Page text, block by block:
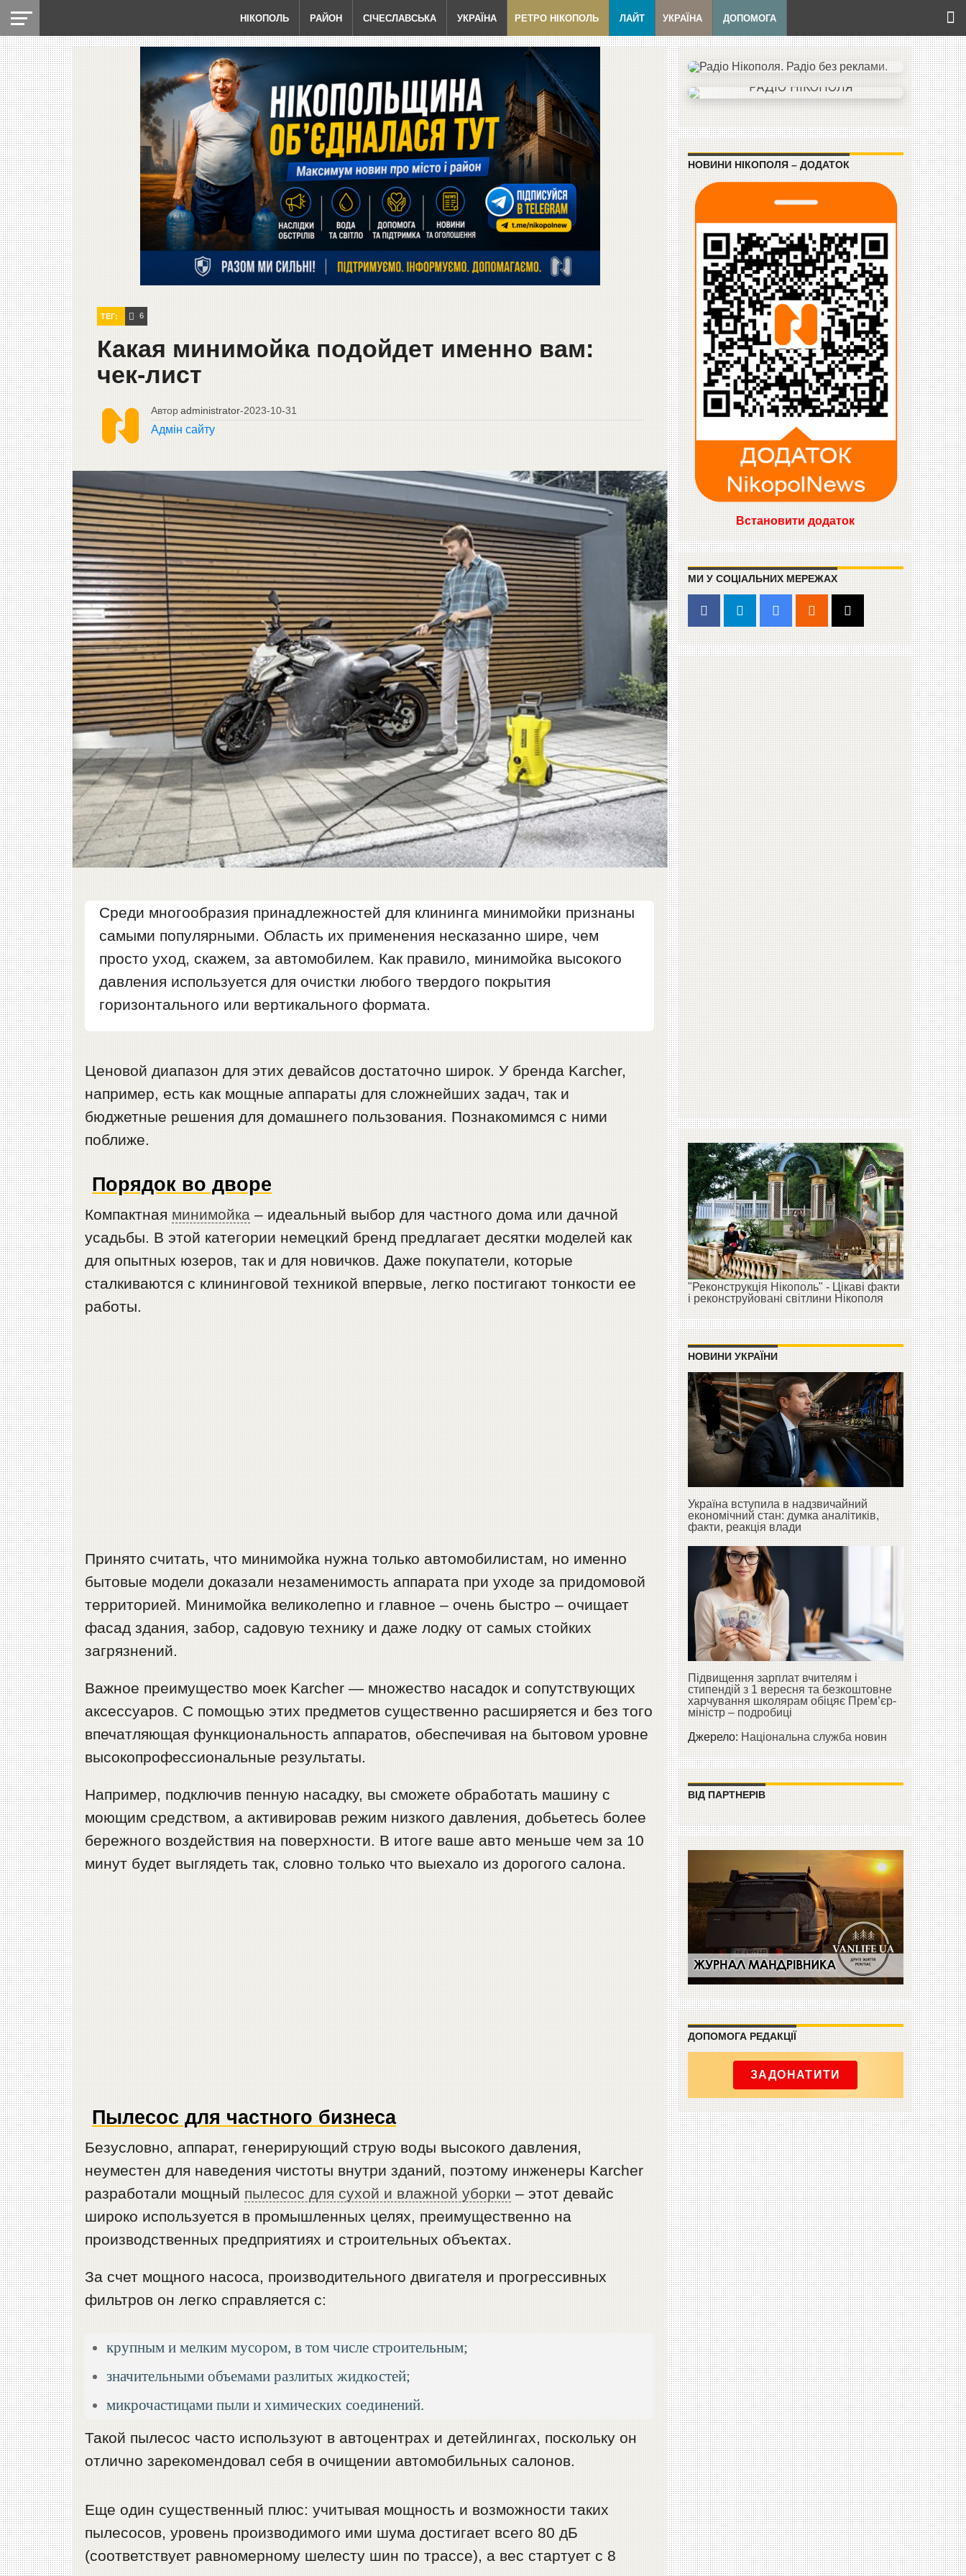
НІКОПОЛЬ РАЙОН СІЧЕСЛАВСЬКА УКРАЇНА РЕТРО НІКОПОЛЬ ЛАЙТ УКРАЇНА ДОПОМОГА
ТЕГ: 6
Какая минимойка подойдет именно вам:
чек-лист
Автор administrator-2023-10-31
Адмін сайту
Среди многообразия принадлежностей для клининга минимойки признаны
самыми популярными. Область их применения несказанно шире, чем
просто уход, скажем, за автомобилем. Как правило, минимойка высокого
давления используется для очистки любого твердого покрытия
горизонтального или вертикального формата.
Ценовой диапазон для этих девайсов достаточно широк. У бренда Karcher,
например, есть как мощные аппараты для сложнейших задач, так и
бюджетные решения для домашнего пользования. Познакомимся с ними
поближе.
Порядок во дворе
Компактная минимойка – идеальный выбор для частного дома или дачной
усадьбы. В этой категории немецкий бренд предлагает десятки моделей как
для опытных юзеров, так и для новичков. Даже покупатели, которые
сталкиваются с клининговой техникой впервые, легко постигают тонкости ее
работы.
Принято считать, что минимойка нужна только автомобилистам, но именно
бытовые модели доказали незаменимость аппарата при уходе за придомовой
территорией. Минимойка великолепно и главное – очень быстро – очищает
фасад здания, забор, садовую технику и даже лодку от самых стойких
загрязнений.
Важное преимущество моек Karcher — множество насадок и сопутствующих
аксессуаров. С помощью этих предметов существенно расширяется и без того
впечатляющая функциональность аппаратов, обеспечивая на бытовом уровне
высокопрофессиональные результаты.
Например, подключив пенную насадку, вы сможете обработать машину с
моющим средством, а активировав режим низкого давления, добьетесь более
бережного воздействия на поверхности. В итоге ваше авто меньше чем за 10
минут будет выглядеть так, словно только что выехало из дорогого салона.
Пылесос для частного бизнеса
Безусловно, аппарат, генерирующий струю воды высокого давления,
неуместен для наведения чистоты внутри зданий, поэтому инженеры Karcher
разработали мощный пылесос для сухой и влажной уборки – этот девайс
широко используется в промышленных целях, преимущественно на
производственных предприятиях и строительных объектах.
За счет мощного насоса, производительного двигателя и прогрессивных
фильтров он легко справляется с:
крупным и мелким мусором, в том числе строительным;
значительными объемами разлитых жидкостей;
микрочастицами пыли и химических соединений.
Такой пылесос часто используют в автоцентрах и детейлингах, поскольку он
отлично зарекомендовал себя в очищении автомобильных салонов.
Еще один существенный плюс: учитывая мощность и возможности таких
пылесосов, уровень производимого ими шума достигает всего 80 дБ
(соответствует равномерному шелесту шин по трассе), а вес стартует с 8
НОВИНИ НІКОПОЛЯ – ДОДАТОК
Встановити додаток
МИ У СОЦІАЛЬНИХ МЕРЕЖАХ
"Реконструкція Нікополь" - Цікаві факти
і реконструйовані світлини Нікополя
НОВИНИ УКРАЇНИ
Україна вступила в надзвичайний
економічний стан: думка аналітиків,
факти, реакція влади
Підвищення зарплат вчителям і
стипендій з 1 вересня та безкоштовне
харчування школярам обіцяє Прем’єр-
міністр – подробиці
Джерело:Національна служба новин
ВІД ПАРТНЕРІВ
ДОПОМОГА РЕДАКЦІЇ
ЗАДОНАТИТИ